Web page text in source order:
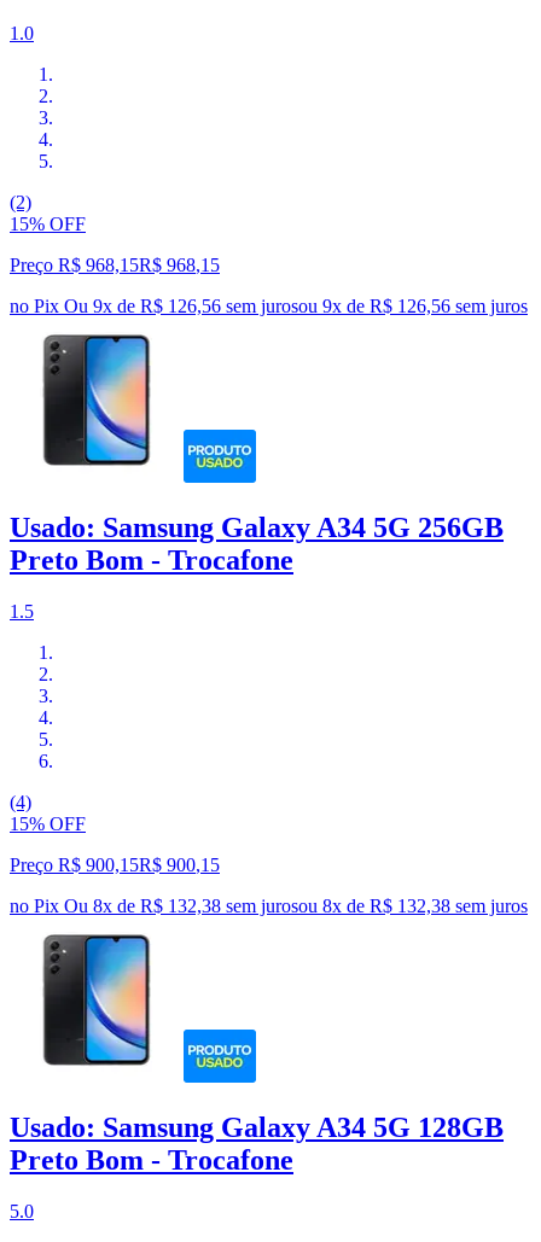
1.0
(2)
15% OFF
Preço R$ 968,15R$ 968,15
no Pix Ou 9x de R$ 126,56 sem jurosou 9x de R$ 126,56 sem juros
Usado: Samsung Galaxy A34 5G 256GB
Preto Bom - Trocafone
1.5
(4)
15% OFF
Preço R$ 900,15R$ 900,15
no Pix Ou 8x de R$ 132,38 sem jurosou 8x de R$ 132,38 sem juros
Usado: Samsung Galaxy A34 5G 128GB
Preto Bom - Trocafone
5.0